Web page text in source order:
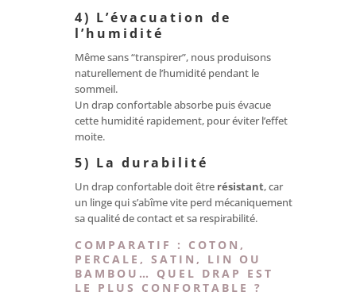
4) L’évacuation de
l’humidité
Même sans “transpirer”, nous produisons
naturellement de l’humidité pendant le
sommeil.
Un drap confortable absorbe puis évacue
cette humidité rapidement, pour éviter l’effet
moite.
5) La durabilité
Un drap confortable doit être résistant, car
un linge qui s’abîme vite perd mécaniquement
sa qualité de contact et sa respirabilité.
COMPARATIF : COTON,
PERCALE, SATIN, LIN OU
BAMBOU… QUEL DRAP EST
LE PLUS CONFORTABLE ?